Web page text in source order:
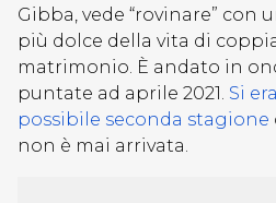
Gibba, vede “rovinare” con
più dolce della vita di
matrimonio. È andato in
puntate ad aprile 2021. Si
possibile seconda stagione
non è mai arrivata.